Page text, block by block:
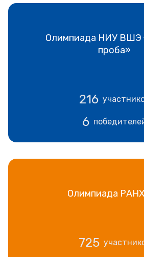
Олимпиада НИУ ВШЭ
проба»
216
6
Олимпиада
725